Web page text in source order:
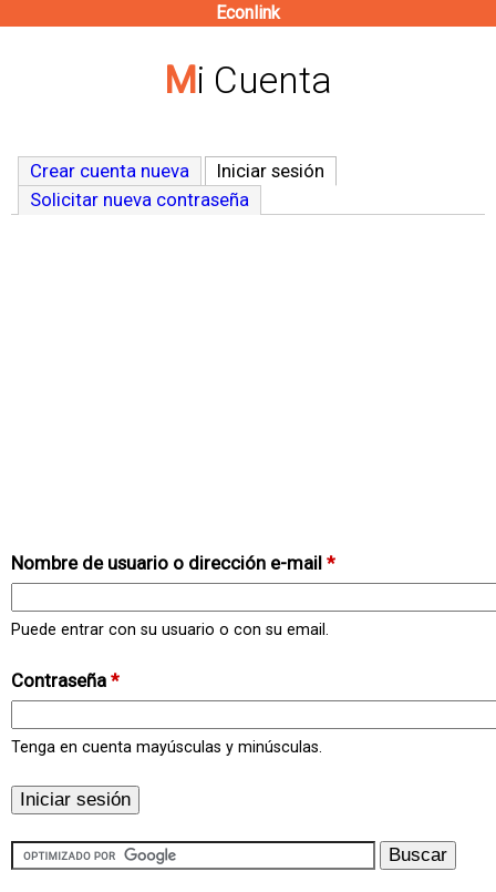
contenido
Econlink
Mi Cuenta
Crear cuenta nueva Iniciar sesión
Solicitar nueva contraseña
Nombre de usuario o dirección e-mail *
Puede entrar con su usuario o con su email.
Contraseña *
Tenga en cuenta mayúsculas y minúsculas.